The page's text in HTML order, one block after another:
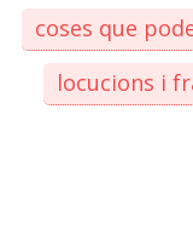
coses que
locucions i